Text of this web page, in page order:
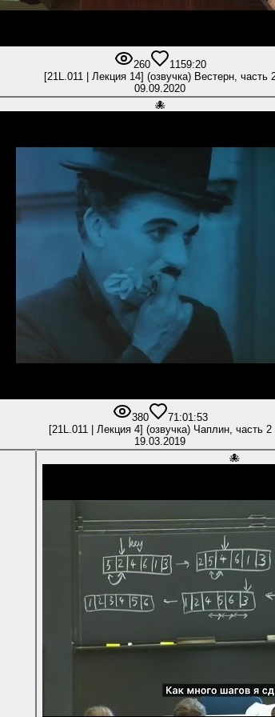
260 1159:20
[21L.011 | Лекция 14] (озвучка) Вестерн, часть
09.09.2020
🐙
380 71:01:53
[21L.011 | Лекция 4] (озвучка) Чаплин, часть 2
19.03.2019
🐙